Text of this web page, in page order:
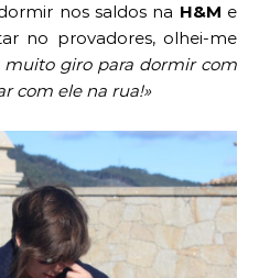
nos saldos na H&M e
no provadores, olhei-me
muito giro para dormir com
com ele na rua!»